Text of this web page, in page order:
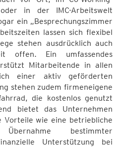
in der IMC-Arbeitswelt
ein „Besprechungszimmer
lassen sich flexibel
stehen ausdrücklich auch
offen. Ein umfassendes
Mitarbeitende in allen
einer aktiv geförderten
stehen zudem firmeneigene
die kostenlos genutzt
bietet das Unternehmen
Vorteile wie eine betriebliche
bestimmter
Unterstützung bei